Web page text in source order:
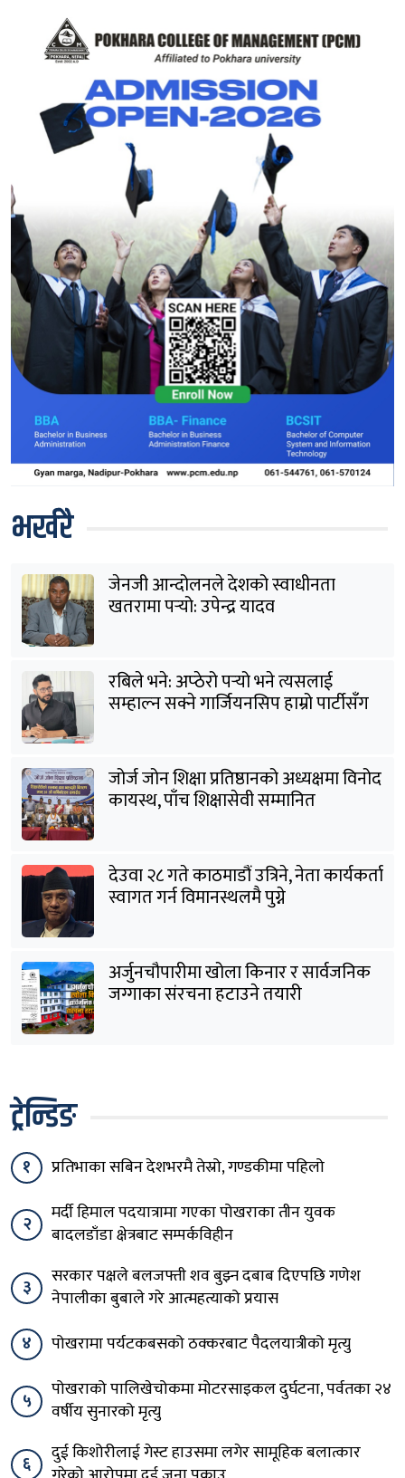
भर्खरै
जेनजी आन्दोलनले देशको स्वाधीनता
खतरामा पर्‍यो: उपेन्द्र यादव
रबिले भने: अप्ठेरो पर्‍यो भने त्यसलाई
सम्हाल्न सक्ने गार्जियनसिप हाम्रो पार्टीसँग
जोर्ज जोन शिक्षा प्रतिष्ठानको अध्यक्षमा विनोद
कायस्थ, पाँच शिक्षासेवी सम्मानित
देउवा २८ गते काठमाडौं उत्रिने, नेता कार्यकर्ता
स्वागत गर्न विमानस्थलमै पुग्ने
अर्जुनचौपारीमा खोला किनार र सार्वजनिक
जग्गाका संरचना हटाउने तयारी
ट्रेन्डिङ
१ प्रतिभाका सबिन देशभरमै तेस्रो, गण्डकीमा पहिलो
२
मर्दी हिमाल पदयात्रामा गएका पोखराका तीन युवक
बादलडाँडा क्षेत्रबाट सम्पर्कविहीन
३
सरकार पक्षले बलजफ्ती शव बुझ्न दबाब दिएपछि गणेश
नेपालीका बुबाले गरे आत्महत्याको प्रयास
४
पोखरामा पर्यटकबसको ठक्करबाट पैदलयात्रीको मृत्यु
५
पोखराको पालिखेचोकमा मोटरसाइकल दुर्घटना, पर्वतका २४
वर्षीय सुनारको मृत्यु
६
दुई किशोरीलाई गेस्ट हाउसमा लगेर सामूहिक बलात्कार